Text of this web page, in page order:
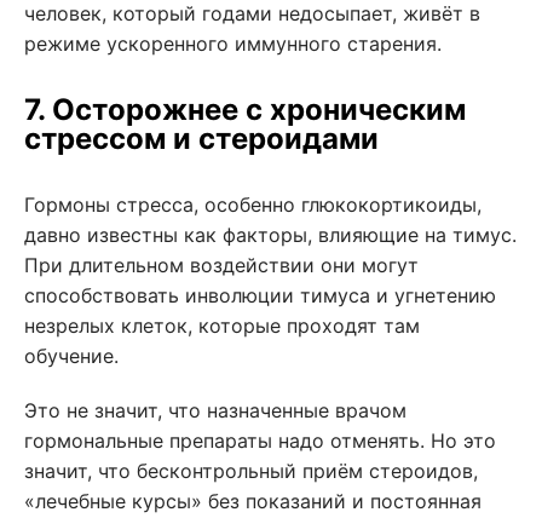
человек, который годами недосыпает, живёт в
режиме ускоренного иммунного старения.
7. Осторожнее с хроническим
стрессом и стероидами
Гормоны стресса, особенно глюкокортикоиды,
давно известны как факторы, влияющие на тимус.
При длительном воздействии они могут
способствовать инволюции тимуса и угнетению
незрелых клеток, которые проходят там
обучение.
Это не значит, что назначенные врачом
гормональные препараты надо отменять. Но это
значит, что бесконтрольный приём стероидов,
«лечебные курсы» без показаний и постоянная